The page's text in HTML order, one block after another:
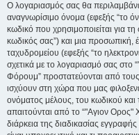
Ο λογαριασμός σας θα
αναγνωρίσιμο όνομα (εφεξής “το
κωδικό που χρησιμοποιείται για
κωδικός σας”) και μια προσωπική,
ταχυδρομείου (εφεξής “το
σχετικά με το λογαριασμό σας στο
Φόρουμ” προστατεύονται από
ισχύουν στη χώρα που μας
ονόματος μέλους, του κωδικού
απαιτούνται από το “"Αγιον
διάρκεια της διαδικασίας